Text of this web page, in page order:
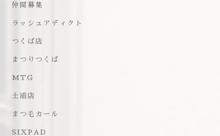
仲間募集
ラッシュアディクト
つくば店
まつりつくば
MTG
土浦店
まつ毛カール
SIXPAD